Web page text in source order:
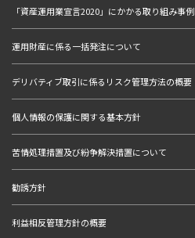
「資産運用業宣言2020」にかかる取り組み事例
運用財産に係る一括発注について
デリバティブ取引に係るリスク管理方法の概要
個人情報の保護に関する基本方針
苦情処理措置及び紛争解決措置について
勧誘方針
利益相反管理方針の概要